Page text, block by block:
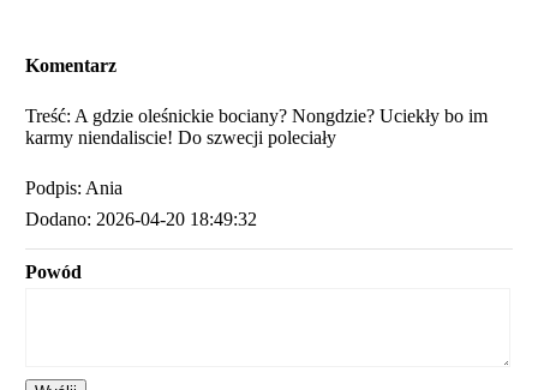
Komentarz
Treść: A gdzie oleśnickie bociany? Nongdzie? Uciekły bo im
karmy niendaliscie! Do szwecji poleciały
Podpis: Ania
Dodano: 2026-04-20 18:49:32
Powód